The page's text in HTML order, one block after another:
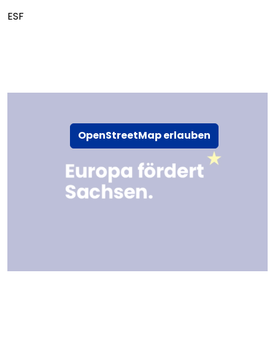
OpenStreetMap erlauben
ESF